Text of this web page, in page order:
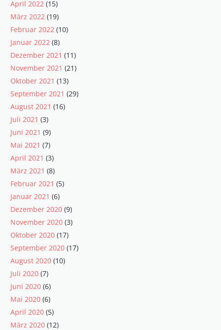
April 2022 (15)
März 2022 (19)
Februar 2022 (10)
Januar 2022 (8)
Dezember 2021 (11)
November 2021 (21)
Oktober 2021 (13)
September 2021 (29)
August 2021 (16)
Juli 2021 (3)
Juni 2021 (9)
Mai 2021 (7)
April 2021 (3)
März 2021 (8)
Februar 2021 (5)
Januar 2021 (6)
Dezember 2020 (9)
November 2020 (3)
Oktober 2020 (17)
September 2020 (17)
August 2020 (10)
Juli 2020 (7)
Juni 2020 (6)
Mai 2020 (6)
April 2020 (5)
März 2020 (12)